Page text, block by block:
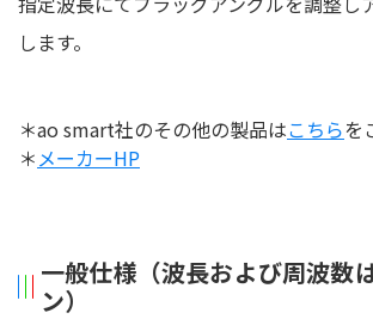
します。
＊ao smart社のその他の製品はこちらを
＊ メーカーHP
一般仕様（波長および周波数
ン）